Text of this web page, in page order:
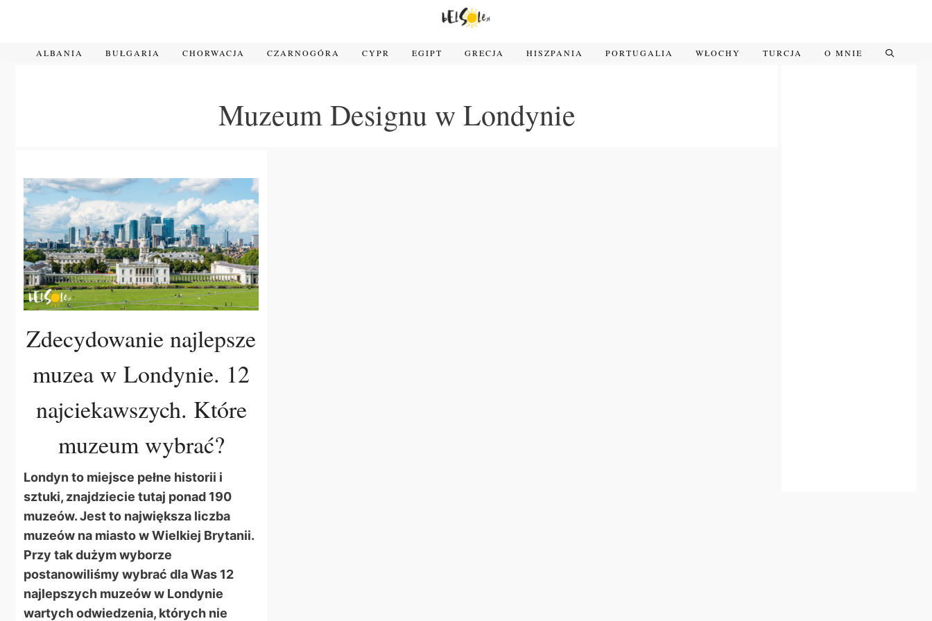
ALBANIA BUŁGARIA CHORWACJA CZARNOGÓRA CYPR EGIPT GRECJA HISZPANIA PORTUGALIA WŁOCHY TURCJA O MNIE
Muzeum Designu w Londynie
Zdecydowanie najlepsze
muzea w Londynie. 12
najciekawszych. Które
muzeum wybrać?
Londyn to miejsce pełne historii i
sztuki, znajdziecie tutaj ponad 190
muzeów. Jest to największa liczba
muzeów na miasto w Wielkiej Brytanii.
Przy tak dużym wyborze
postanowiliśmy wybrać dla Was 12
najlepszych muzeów w Londynie
wartych odwiedzenia, których nie